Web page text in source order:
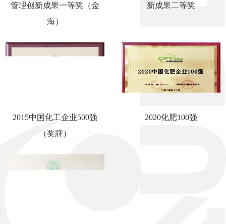
管理创新成果一等奖（金
海）
新成果二等奖
2015中国化工企业500强
（奖牌）
2020化肥100强